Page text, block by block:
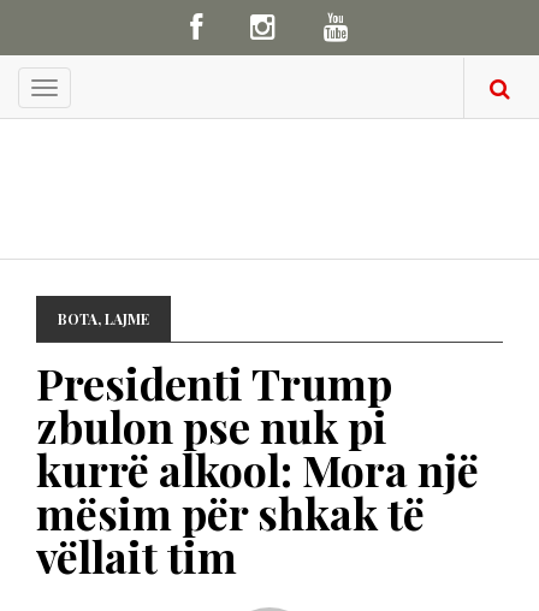
Menu
BOTA,LAJME
Presidenti Trump
zbulon pse nuk pi
kurrë alkool: Mora një
mësim për shkak të
vëllait tim